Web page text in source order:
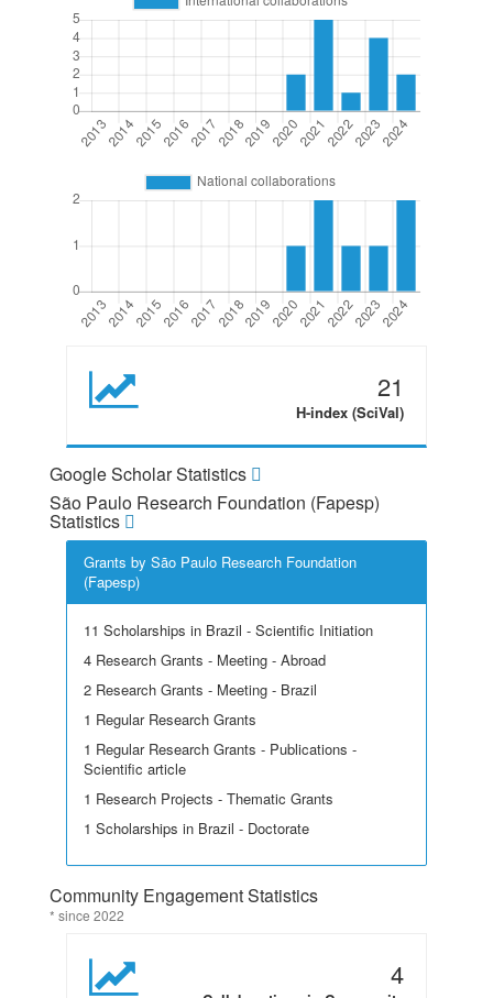
21
H-index (SciVal)
Google Scholar Statistics
São Paulo Research Foundation (Fapesp)
Statistics
Grants by São Paulo Research Foundation
(Fapesp)
11 Scholarships in Brazil - Scientific Initiation
4 Research Grants - Meeting - Abroad
2 Research Grants - Meeting - Brazil
1 Regular Research Grants
1 Regular Research Grants - Publications -
Scientific article
1 Research Projects - Thematic Grants
1 Scholarships in Brazil - Doctorate
Community Engagement Statistics
* since 2022
4